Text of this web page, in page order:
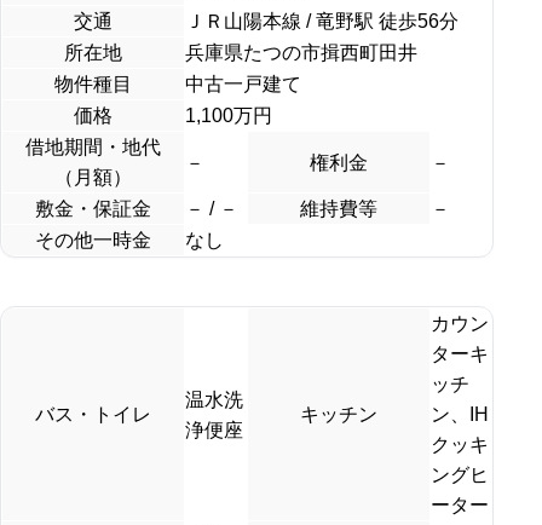
交通
ＪＲ山陽本線 / 竜野駅 徒歩56分
所在地
兵庫県たつの市揖西町田井
物件種目
中古一戸建て
価格
1,100万円
借地期間・地代
（月額）
－ 権利金 －
敷金・保証金 － / － 維持費等
－
その他一時金
なし
バス・トイレ
温水洗
浄便座
キッチン
カウン
ターキ
ッチ
ン、IH
クッキ
ングヒ
ーター